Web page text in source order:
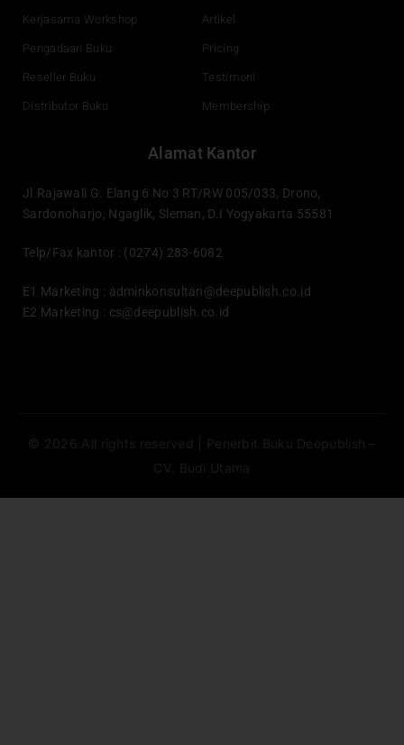
Kerjasama Workshop
Pengadaan Buku
Reseller Buku
Distributor Buku
Artikel
Pricing
Testimoni
Membership
Alamat Kantor
Jl.Rajawali G. Elang 6 No 3 RT/RW 005/033, Drono,
Sardonoharjo, Ngaglik, Sleman, D.I Yogyakarta 55581
Telp/Fax kantor : (0274) 283-6082
E1 Marketing : adminkonsultan@deepublish.co.id
E2 Marketing : cs@deepublish.co.id
© 2026 All rights reserved | Penerbit Buku Deepublish –
CV. Budi Utama